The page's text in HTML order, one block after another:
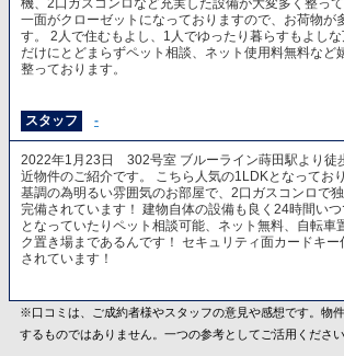
一面がクローゼットになっておりますので、お荷物が
す。 2人で住むもよし、1人でゆったり暮らすもよし
だけにとどまらずペット相談、ネット使用料無料など
整っております。
スタッフ -
2022年1月23日 302号室 ブルーライン蒔田駅より徒
近物件のご紹介です。 こちら人気の1LDKとなってお
基調の為明るい雰囲気のお部屋で、2口ガスコンロで
完備されています！ 建物自体の設備も良く24時間い
となっていたりペット相談可能、ネット無料、自転車
ク置き場まであるんです！ セキュリティ面カードキ
されています！
※口コミは、ご成約者様やスタッフの意見や感想です。物
するものではありません。一つの参考としてご活用ください